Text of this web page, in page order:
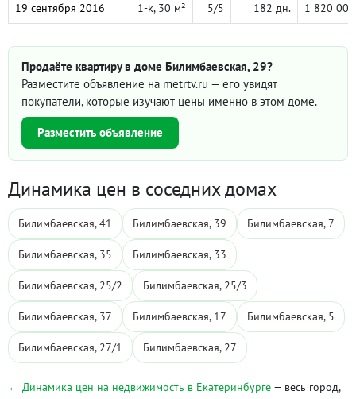
19 сентября 2016 1-к, 30 м² 5/5 182 дн. 1 820 000
Продаёте квартиру в доме Билимбаевская, 29?
Разместите объявление на metrtv.ru — его увидят
покупатели, которые изучают цены именно в этом доме.
Разместить объявление
Динамика цен в соседних домах
Билимбаевская, 41 Билимбаевская, 39 Билимбаевская, 7
Билимбаевская, 35 Билимбаевская, 33
Билимбаевская, 25/2 Билимбаевская, 25/3
Билимбаевская, 37 Билимбаевская, 17 Билимбаевская, 5
Билимбаевская, 27/1 Билимбаевская, 27
← Динамика цен на недвижимость в Екатеринбурге — весь город,